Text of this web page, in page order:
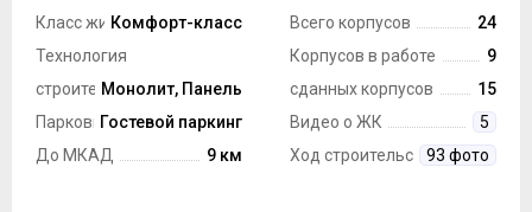
Класс жильяКомфорт-класс
Технология
строительстваМонолит, Панель
ПарковкаГостевой паркинг
До МКАД
9 км
Всего корпусов
24
Корпусов в работе
9
сданных корпусов
15
Видео о ЖК
5
Ход строительства93 фото